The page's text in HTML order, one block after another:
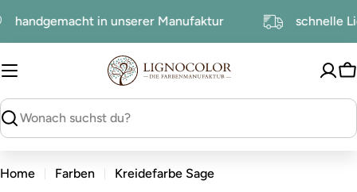
Inhalt
handgemacht in unserer Manufaktur
suchen
Home Farben Kreidefarbe Sage